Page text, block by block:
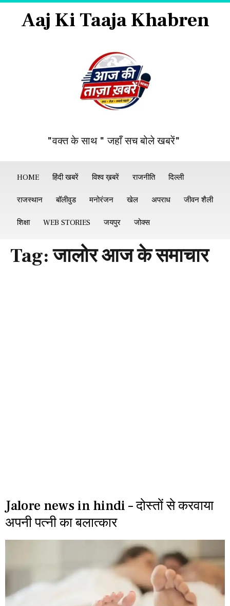
Aaj Ki Taaja Khabren
"वक्त के साथ " जहाँ सच बोले खबरें"
HOME हिंदी खबरें विश्व ख़बरें राजनीति दिल्ली
राजस्थान बॉलीवुड मनोरंजन खेल अपराध जीवन शैली
शिक्षा WEB STORIES जयपुर जोक्स
Tag:जालोर आज के समाचार
Jalore news in hindi – दोस्तों से करवाया
अपनी पत्नी का बलात्कार